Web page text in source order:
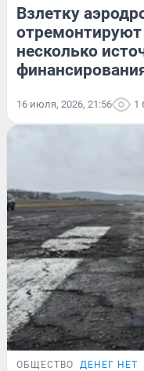
Взлетку
несколько
16 июля, 2026, 21:56 1
ОБЩЕСТВО ДЕНЕГ НЕТ